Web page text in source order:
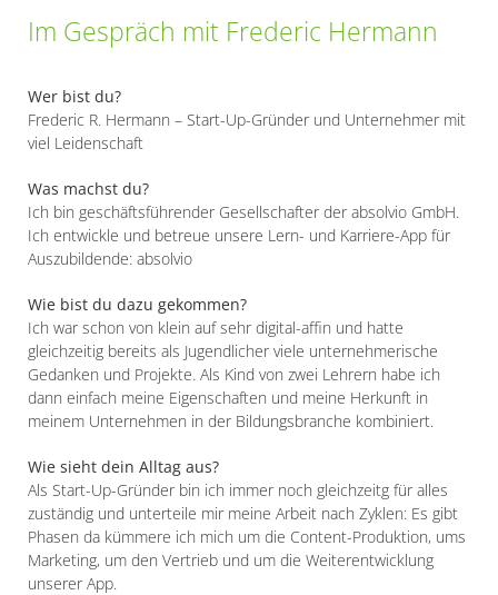
Im Gespräch mit Frederic Hermann
Wer bist du?
Frederic R. Hermann – Start-Up-Gründer und Unternehmer mit
viel Leidenschaft
Was machst du?
Ich bin geschäftsführender Gesellschafter der absolvio GmbH.
Ich entwickle und betreue unsere Lern- und Karriere-App für
Auszubildende: absolvio
Wie bist du dazu gekommen?
Ich war schon von klein auf sehr digital-affin und hatte
gleichzeitig bereits als Jugendlicher viele unternehmerische
Gedanken und Projekte. Als Kind von zwei Lehrern habe ich
dann einfach meine Eigenschaften und meine Herkunft in
meinem Unternehmen in der Bildungsbranche kombiniert.
Wie sieht dein Alltag aus?
Als Start-Up-Gründer bin ich immer noch gleichzeitg für alles
zuständig und unterteile mir meine Arbeit nach Zyklen: Es gibt
Phasen da kümmere ich mich um die Content-Produktion, ums
Marketing, um den Vertrieb und um die Weiterentwicklung
unserer App.